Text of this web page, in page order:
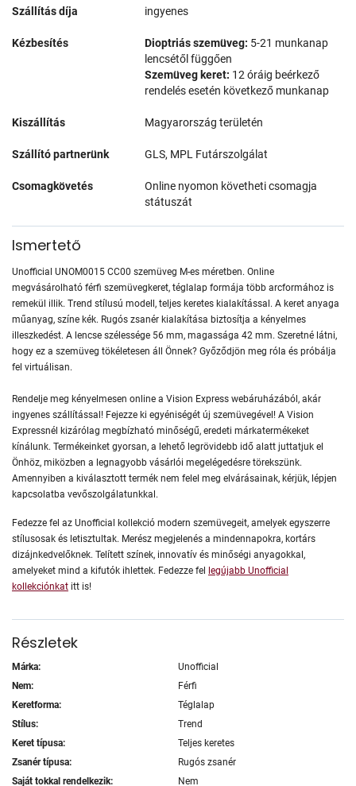
Szállítás díja ingyenes
Kézbesítés Dioptriás szemüveg: 5-21 munkanap
lencsétől függően
Szemüveg keret: 12 óráig beérkező
rendelés esetén következő munkanap
Kiszállítás Magyarország területén
Szállító partnerünk GLS, MPL Futárszolgálat
Csomagkövetés
Online nyomon követheti csomagja
státuszát
Ismertető
Unofficial UNOM0015 CC00 szemüveg M-es méretben. Online
megvásárolható férfi szemüvegkeret, téglalap formája több arcformához is
remekül illik. Trend stílusú modell, teljes keretes kialakítással. A keret anyaga
műanyag, színe kék. Rugós zsanér kialakítása biztosítja a kényelmes
illeszkedést. A lencse szélessége 56 mm, magassága 42 mm. Szeretné látni,
hogy ez a szemüveg tökéletesen áll Önnek? Győződjön meg róla és próbálja
fel virtuálisan.
Rendelje meg kényelmesen online a Vision Express webáruházából, akár
ingyenes szállítással! Fejezze ki egyéniségét új szemüvegével! A Vision
Expressnél kizárólag megbízható minőségű, eredeti márkatermékeket
kínálunk. Termékeinket gyorsan, a lehető legrövidebb idő alatt juttatjuk el
Önhöz, miközben a legnagyobb vásárlói megelégedésre törekszünk.
Amennyiben a kiválasztott termék nem felel meg elvárásainak, kérjük, lépjen
kapcsolatba vevőszolgálatunkkal.
Fedezze fel az Unofficial kollekció modern szemüvegeit, amelyek egyszerre
stílusosak és letisztultak. Merész megjelenés a mindennapokra, kortárs
dizájnkedvelőknek. Telített színek, innovatív és minőségi anyagokkal,
amelyeket mind a kifutók ihlettek. Fedezze fel
legújabb Unofficial
kollekciónkat itt is!
Részletek
Márka:
Unofficial
Nem:
Férfi
Keretforma:
Téglalap
Stílus:
Trend
Keret típusa:
Teljes keretes
Zsanér típusa:
Rugós zsanér
Saját tokkal rendelkezik:
Nem